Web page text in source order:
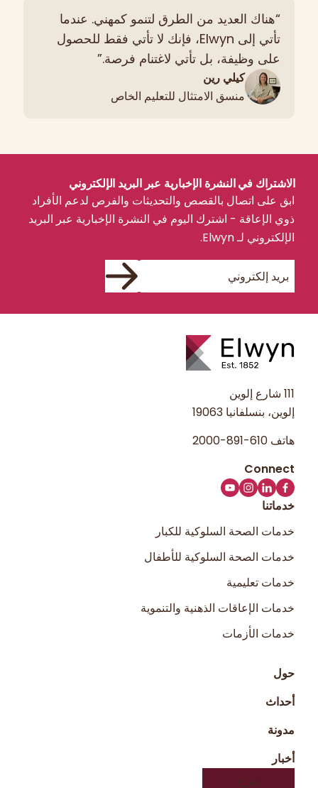
“هناك العديد من الطرق لتنمو كمهني. عندما
تأتي إلى Elwyn، فإنك لا تأتي فقط للحصول
على وظيفة، بل تأتي لاغتنام فرصة.”
كيلي رين
منسق الامتثال للتعليم الخاص
الاشتراك في النشرة الإخبارية عبر البريد الإلكتروني
ابق على اتصال بالقصص والتحديثات والفرص لدعم الأفراد
ذوي الإعاقة - اشترك اليوم في النشرة الإخبارية عبر البريد
الإلكتروني لـ Elwyn.
111 شارع إلوين
إلوين، بنسلفانيا 19063
هاتف 610-891-2000
خدماتنا
خدمات الصحة السلوكية للكبار
خدمات الصحة السلوكية للأطفال
خدمات تعليمية
خدمات الإعاقات الذهنية والتنموية
خدمات الأزمات
حول
أحداث
مدونة
أخبار
تبرع